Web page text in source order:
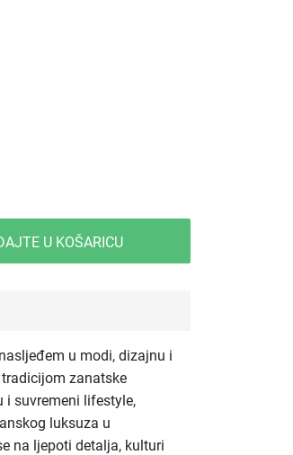
U KOŠARICU
u modi, dizajnu i
zanatske
i suvremeni lifestyle,
luksuza u
na ljepoti detalja, kulturi